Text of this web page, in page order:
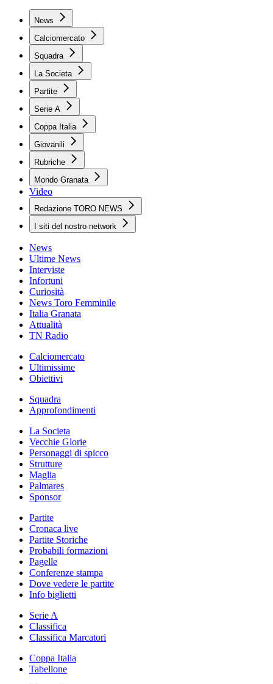
News
Calciomercato
Squadra
La Societa
Partite
Serie A
Coppa Italia
Giovanili
Rubriche
Mondo Granata
Video
Redazione TORO NEWS
I siti del nostro network
News
Ultime News
Interviste
Infortuni
Curiosità
News Toro Femminile
Italia Granata
Attualità
TN Radio
Calciomercato
Ultimissime
Obiettivi
Squadra
Approfondimenti
La Societa
Vecchie Glorie
Personaggi di spicco
Strutture
Maglia
Palmares
Sponsor
Partite
Cronaca live
Partite Storiche
Probabili formazioni
Pagelle
Conferenze stampa
Dove vedere le partite
Info biglietti
Serie A
Classifica
Classifica Marcatori
Coppa Italia
Tabellone